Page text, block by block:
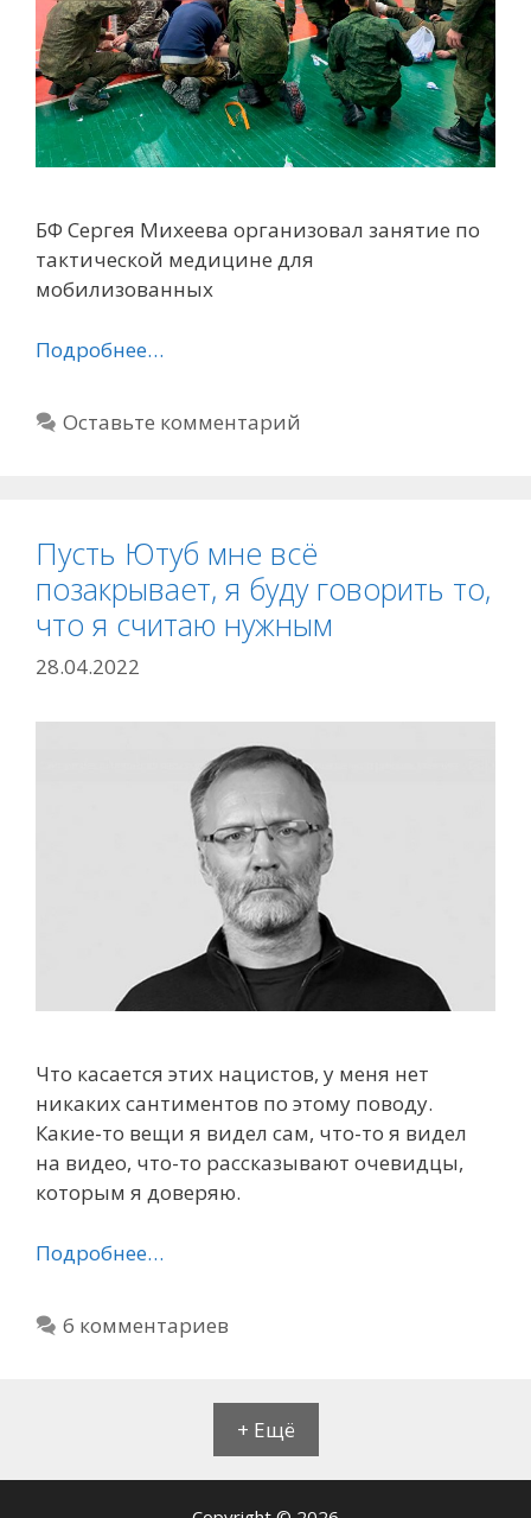
БФ Сергея Михеева организовал занятие по
тактической медицине для
мобилизованных
Подробнее…
Оставьте комментарий
Пусть Ютуб мне всё
позакрывает, я буду говорить то,
что я считаю нужным
28.04.2022
Что касается этих нацистов, у меня нет
никаких сантиментов по этому поводу.
Какие-то вещи я видел сам, что-то я видел
на видео, что-то рассказывают очевидцы,
которым я доверяю.
Подробнее…
6 комментариев
+ Ещё